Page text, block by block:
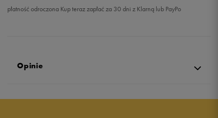
płatność odroczona Kup teraz zapłać za 30 dni z Klarną lub PayPo
Opinie
5.0